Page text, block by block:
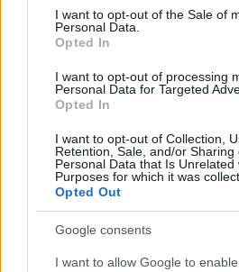
consent section.
I want to opt-out of the Sale of
Personal Data.
Opted In
I want to opt-out of processing
Personal Data for Targeted
Opted In
I want to opt-out of Collection,
Retention, Sale, and/or Sharing
Personal Data that Is Unrelated
Purposes for which it was
Opted Out
Google consents
I want to allow Google to
AC MilanvsManchester United2026-
ELŐZŐ MÉRKŐZÉSEK
Támogatás
a ManUtdFanatics.hu